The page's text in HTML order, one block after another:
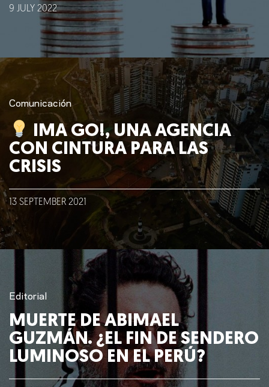
Nosotros
Clientes
Lo que hacemos
9 JULY 2022
Comunicación
IMA GO!, UNA AGENCIA
CON CINTURA PARA LAS
CRISIS
13 SEPTEMBER 2021
Editorial
MUERTE DE ABIMAEL
GUZMÁN. ¿EL FIN DE SENDERO
LUMINOSO EN EL PERÚ?